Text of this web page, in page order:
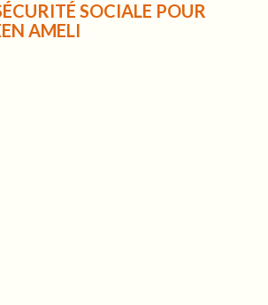
SOCIALE POUR
AMELI